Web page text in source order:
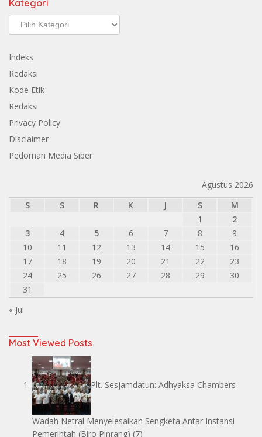
Kategori
Kategori
Indeks
Redaksi
Kode Etik
Redaksi
Privacy Policy
Disclaimer
Pedoman Media Siber
Agustus 2026
S
S R K J S
M
1
2
3
4 5 6 7 8
9
10
11 12 13 14 15
16
17
18 19 20 21 22
23
24
25 26 27 28 29
30
31
« Jul
Most Viewed Posts
Plt. Sesjamdatun: Adhyaksa Chambers
Wadah Netral Menyelesaikan Sengketa Antar Instansi
Pemerintah (Biro Pinrang) (7)